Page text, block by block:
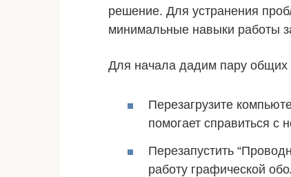
решение. Для устранения
минимальные навыки работы
Для начала дадим пару общих
Перезагрузите
помогает справиться с
Перезапустить
работу графической